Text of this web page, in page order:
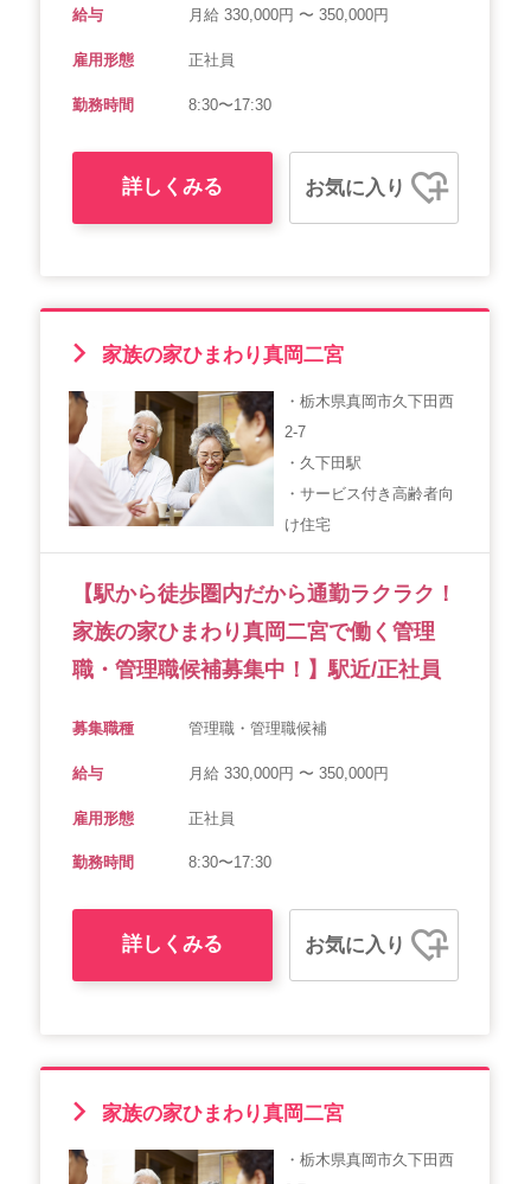
給与 月給 330,000円 〜 350,000円
雇用形態 正社員
勤務時間 8:30〜17:30
詳しくみる お気に入り
家族の家ひまわり真岡二宮
・栃木県真岡市久下田西
2-7
・久下田駅
・サービス付き高齢者向
け住宅
【駅から徒歩圏内だから通勤ラクラク！
家族の家ひまわり真岡二宮で働く管理
職・管理職候補募集中！】駅近/正社員
募集職種 管理職・管理職候補
給与 月給 330,000円 〜 350,000円
雇用形態 正社員
勤務時間 8:30〜17:30
詳しくみる お気に入り
家族の家ひまわり真岡二宮
・栃木県真岡市久下田西